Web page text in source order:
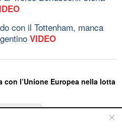
con il Tottenham, manca
VIDEO
con l’Unione Europea nella lotta